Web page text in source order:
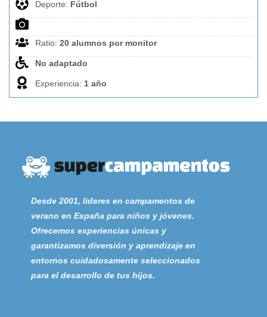
No adaptado
Experiencia:1 año
Desde 2001, líderes en campamentos de
verano en España para niños y jóvenes.
garantizamos diversión y aprendizaje en
entornos cuidadosamente seleccionados
para el desarrollo de tus hijos.
Sobre Nosotros